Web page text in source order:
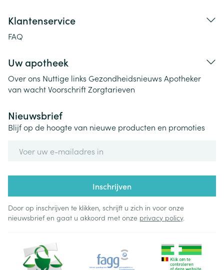
Klantenservice
FAQ
Uw apotheek
Over ons Nuttige links Gezondheidsnieuws Apotheker
van wachtVoorschriftZorgtarieven
Nieuwsbrief
Blijf op de hoogte van nieuwe producten en promoties
Inschrijven
Door op inschrijven te klikken, schrijft u zich in voor onze
nieuwsbrief en gaat u akkoord met onze privacy policy.